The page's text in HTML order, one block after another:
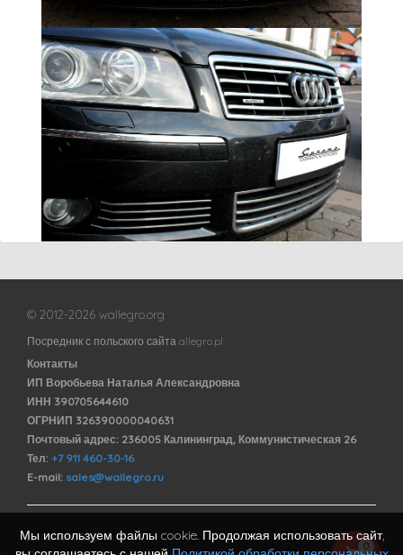
© 2012-2026 wallegro.org
Посредник с польского сайта allegro.pl
Контакты
ИП Воробьева Наталья Александровна
ИНН 390705644610
ОГРНИП 326390000040631
Почтовый адрес: 236005 Калининград, Коммунистическая 26
Тел: +7 911 460-30-16
E-mail: sales@wallegro.ru
Договор оферты
0
Мы используем файлы cookie. Продолжая использовать сайт,